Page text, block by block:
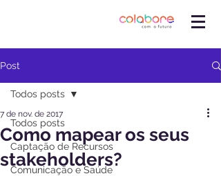
Post
Todos posts
Captação de Recursos
Comunicação e Saúde
Todos posts
Como mapear os seus
stakeholders?
7 de nov. de 2017